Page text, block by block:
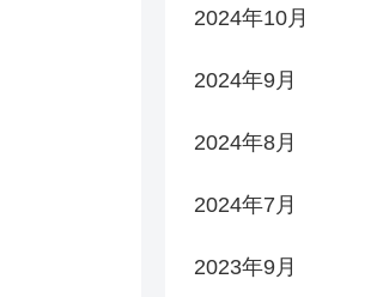
2024年10月
2024年9月
2024年8月
2024年7月
2023年9月